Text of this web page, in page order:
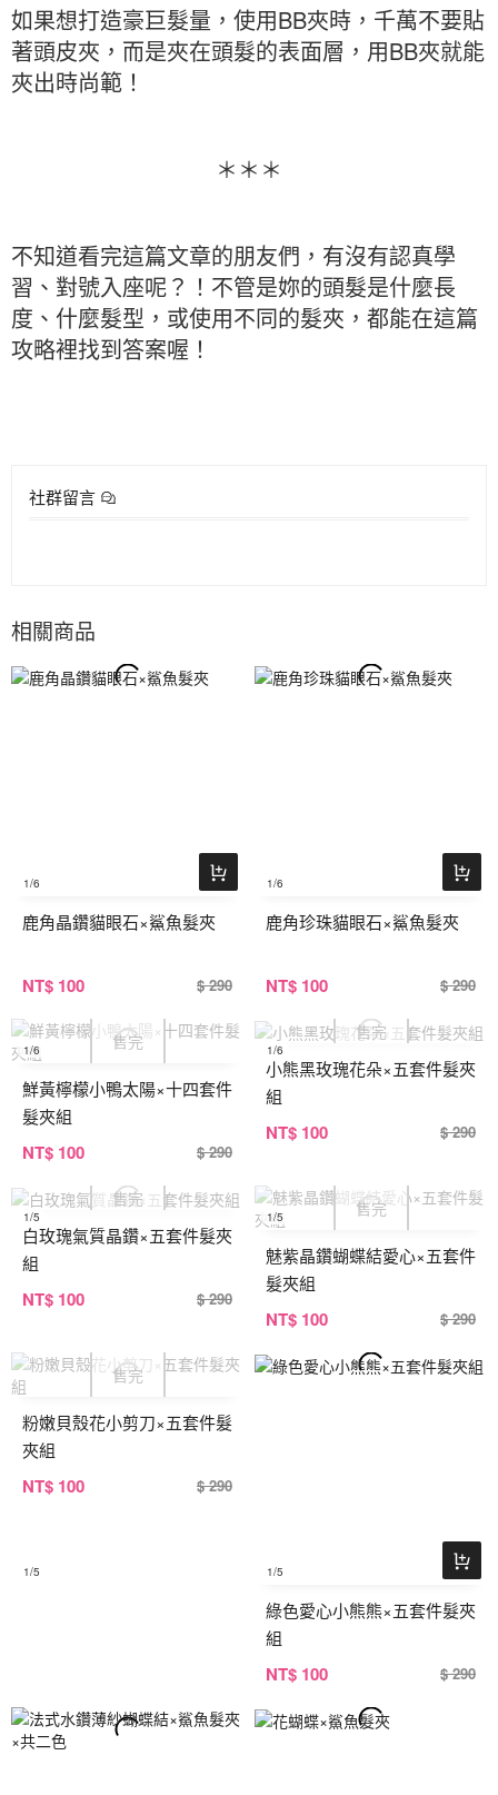
如果想打造豪巨髮量，使用BB夾時，千萬不要貼
著頭皮夾，而是夾在頭髮的表面層，用BB夾就能
夾出時尚範！
＊＊＊
不知道看完這篇文章的朋友們，有沒有認真學
習、對號入座呢？！不管是妳的頭髮是什麼長
度、什麼髮型，或使用不同的髮夾，都能在這篇
攻略裡找到答案喔！
社群留言
相關商品
1/6
鹿角晶鑽貓眼石×鯊魚髮夾
NT$ 100 $ 290
1/6
鹿角珍珠貓眼石×鯊魚髮夾
NT$ 100 $ 290
1/6
鮮黃檸檬小鴨太陽×十四套件
髮夾組
NT$ 100 $ 290
1/6
小熊黑玫瑰花朵×五套件髮夾
組
NT$ 100 $ 290
1/5
白玫瑰氣質晶鑽×五套件髮夾
組
NT$ 100 $ 290
1/5
魅紫晶鑽蝴蝶結愛心×五套件
髮夾組
NT$ 100 $ 290
1/5
粉嫩貝殼花小剪刀×五套件髮
夾組
NT$ 100 $ 290
1/5
綠色愛心小熊熊×五套件髮夾
組
NT$ 100 $ 290